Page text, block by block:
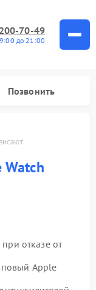
70-49
до 21:00
Позвонить
отказе от
Apple